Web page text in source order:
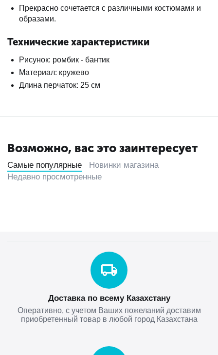
Прекрасно сочетается с различными костюмами и
образами.
Технические характеристики
Рисунок: ромбик - бантик
Материал: кружево
Длина перчаток: 25 см
Возможно, вас это заинтересует
Самые популярные
Новинки магазина
Недавно просмотренные
Доставка по всему Казахстану
Оперативно, с учетом Ваших пожеланий доставим
приобретенный товар в любой город Казахстана